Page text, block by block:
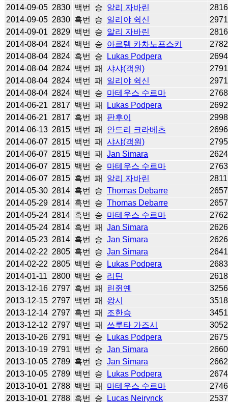
2014-09-05 2830 백번 승 알리 자바린
2816
2014-09-05 2830 흑번 승 일리야 쉭신
2971
2014-09-01 2829 백번 승 알리 자바린
2816
2014-08-04 2824 백번 승 아르템 카차노프스키
2782
2014-08-04 2824 흑번 승 Lukas Podpera
2694
2014-08-04 2824 백번 패 샤샤(객원)
2791
2014-08-04 2824 백번 패 일리야 쉭신
2971
2014-08-04 2824 백번 승 마테우스 수르마
2768
2014-06-21 2817 백번 패 Lukas Podpera
2692
2014-06-21 2817 흑번 패 판후이
2998
2014-06-13 2815 백번 패 안드리 크라베츠
2696
2014-06-07 2815 백번 패 샤샤(객원)
2795
2014-06-07 2815 백번 패 Jan Simara
2624
2014-06-07 2815 백번 승 마테우스 수르마
2763
2014-06-07 2815 흑번 패 알리 자바린
2811
2014-05-30 2814 흑번 승 Thomas Debarre
2657
2014-05-29 2814 흑번 승 Thomas Debarre
2657
2014-05-24 2814 흑번 승 마테우스 수르마
2762
2014-05-24 2814 흑번 패 Jan Simara
2626
2014-05-23 2814 흑번 승 Jan Simara
2626
2014-02-22 2805 흑번 승 Jan Simara
2641
2014-02-22 2805 백번 승 Lukas Podpera
2683
2014-01-11
2800 백번 승 리틴
2618
2013-12-16 2797 흑번 패 린쥔옌
3256
2013-12-15 2797 백번 패 왕시
3518
2013-12-14 2797 흑번 패 조한승
3451
2013-12-12 2797 백번 패 쓰루타 가즈시
3052
2013-10-26 2791 백번 승 Lukas Podpera
2675
2013-10-19 2791 백번 승 Jan Simara
2660
2013-10-05 2789 흑번 승 Jan Simara
2662
2013-10-05 2789 백번 승 Lukas Podpera
2674
2013-10-01 2788 백번 패 마테우스 수르마
2746
2013-10-01 2788 흑번 승 Lucas Neirynck 2537